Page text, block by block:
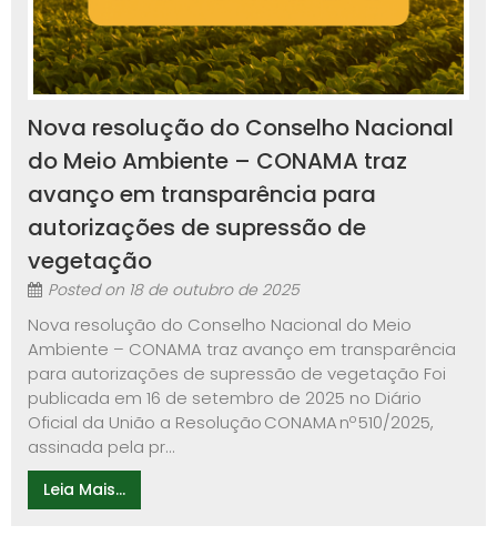
Nova resolução do Conselho Nacional
do Meio Ambiente – CONAMA traz
avanço em transparência para
autorizações de supressão de
vegetação
Posted on 18 de outubro de 2025
Nova resolução do Conselho Nacional do Meio
Ambiente – CONAMA traz avanço em transparência
para autorizações de supressão de vegetação Foi
publicada em 16 de setembro de 2025 no Diário
Oficial da União a Resolução CONAMA nº 510/2025,
assinada pela pr...
Leia Mais...